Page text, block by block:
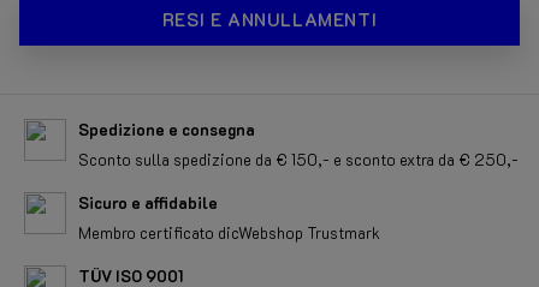
RESI E ANNULLAMENTI
Spedizione e consegna
Sconto sulla spedizione da € 150,- e sconto extra da € 250,-
Sicuro e affidabile
Membro certificato dicWebshop Trustmark
TÜV ISO 9001